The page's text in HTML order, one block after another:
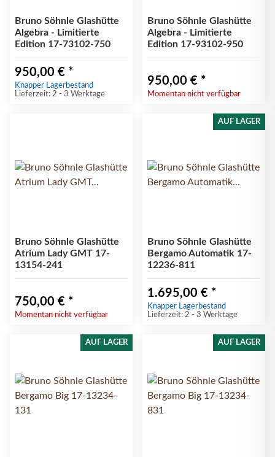
Bruno Söhnle Glashütte
Algebra - Limitierte
Edition 17-73102-750
950,00 € *
Knapper Lagerbestand
Lieferzeit: 2 - 3 Werktage
Bruno Söhnle Glashütte
Algebra - Limitierte
Edition 17-93102-950
950,00 € *
Momentan nicht verfügbar
Bruno Söhnle Glashütte
Atrium Lady GMT 17-
13154-241
750,00 € *
Momentan nicht verfügbar
AUF LAGER
Bruno Söhnle Glashütte
Bergamo Automatik 17-
12236-811
1.695,00 € *
Knapper Lagerbestand
Lieferzeit: 2 - 3 Werktage
AUF LAGER AUF LAGER